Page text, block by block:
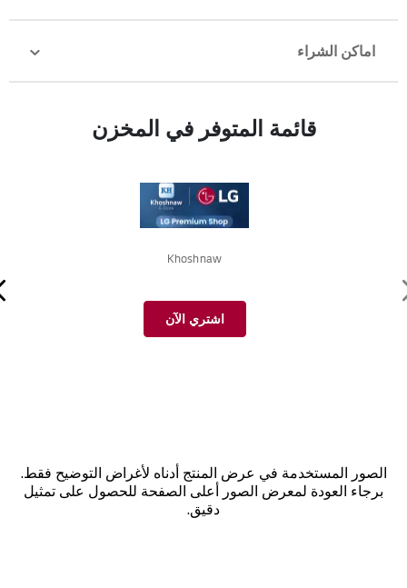
اماكن الشراء
قائمة المتوفر في المخزن
Khoshnaw
اشتري الآن
الصور المستخدمة في عرض المنتج أدناه لأغراض التوضيح فقط.
برجاء العودة لمعرض الصور أعلى الصفحة للحصول على تمثيل
دقيق.